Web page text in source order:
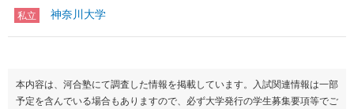
私立 神奈川大学
本内容は、河合塾にて調査した情報を掲載しています。入試関連情報は一部
予定を含んでいる場合もありますので、必ず大学発行の学生募集要項等でご